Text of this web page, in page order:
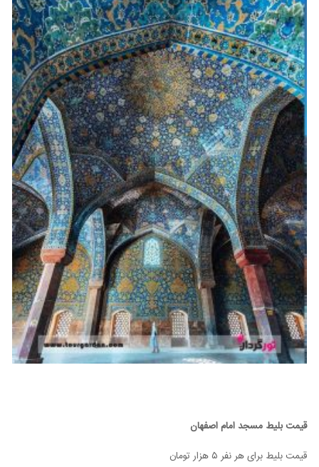
قیمت بلیط مسجد امام اصفهان
قیمت بلیط برای هر نفر ۵ هزار تومان